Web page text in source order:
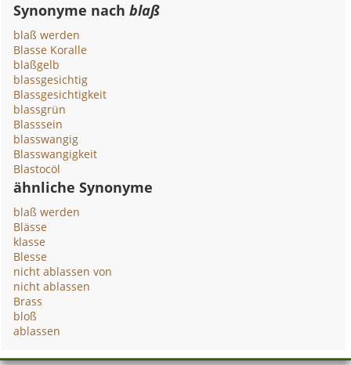
Synonyme nachblaß
blaß werden
Blasse Koralle
blaßgelb
blassgesichtig
Blassgesichtigkeit
blassgrün
Blasssein
blasswangig
Blasswangigkeit
Blastocöl
ähnliche Synonyme
blaß werden
Blässe
klasse
Blesse
nicht ablassen von
nicht ablassen
Brass
bloß
ablassen